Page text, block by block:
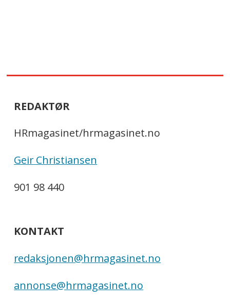
REDAKTØR
HRmagasinet/hrmagasinet.no
Geir Christiansen
901 98 440
KONTAKT
redaksjonen@hrmagasinet.no
annonse@hrmagasinet.no